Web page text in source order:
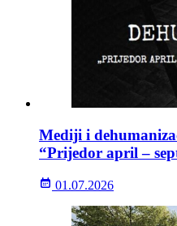
Mediji i
“Prijedor april –
01.07.2026